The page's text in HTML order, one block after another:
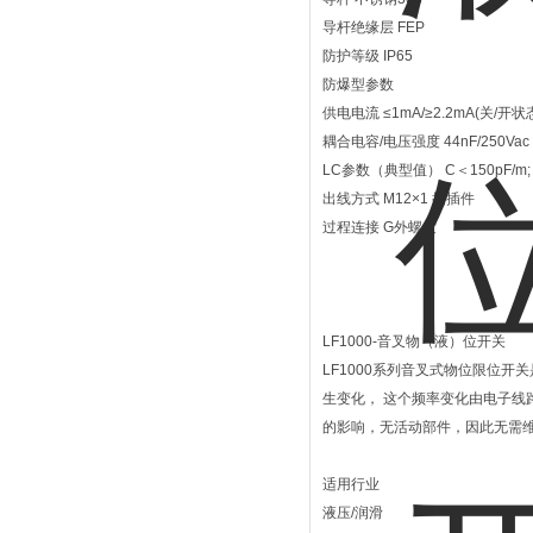
导杆绝缘层 FEP
防护等级 IP65
防爆型参数
供电电流 ≤1mA/≥2.2mA(关/开状
耦合电容/电压强度 44nF/250Vac
LC参数（典型值） C＜150pF/
出线方式 M12×1 接插件
过程连接 G外螺纹
LF1000-音叉物（液）位开关
LF1000系列音叉式物位限位开
生变化， 这个频率变化由电子
的影响，无活动部件，因此无需
适用行业
液压/润滑